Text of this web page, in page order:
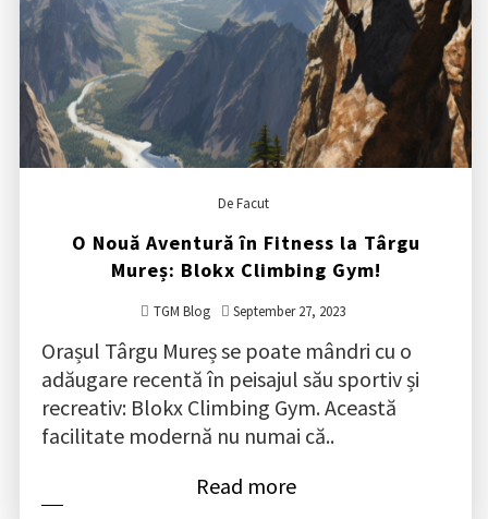
De Facut
O Nouă Aventură în Fitness la Târgu
Mureș: Blokx Climbing Gym!
TGM Blog September 27, 2023
Orașul Târgu Mureș se poate mândri cu o
adăugare recentă în peisajul său sportiv și
recreativ: Blokx Climbing Gym. Această
facilitate modernă nu numai că..
Read more